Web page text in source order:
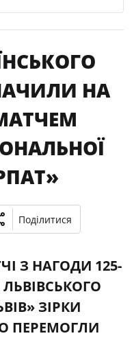
НА
Поділитися
З НАГОДИ 125-
ЛЬВІВСЬКОГО
ЗІРКИ
ПЕРЕМОГЛИ